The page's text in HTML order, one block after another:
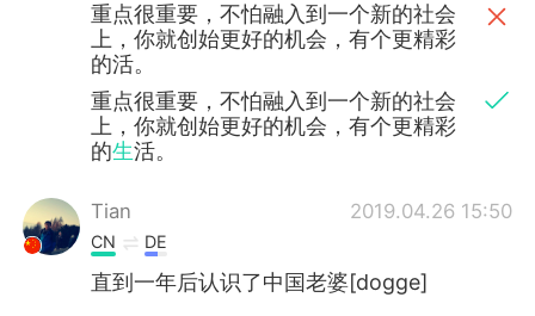
重点很重要，不怕融入到一个新的社会
上，你就创始更好的机会，有个更精彩
的活。
重点很重要，不怕融入到一个新的社会
上，你就创始更好的机会，有个更精彩
的生活。
Tian 2019.04.26 15:50
CN DE
直到一年后认识了中国老婆[dogge]